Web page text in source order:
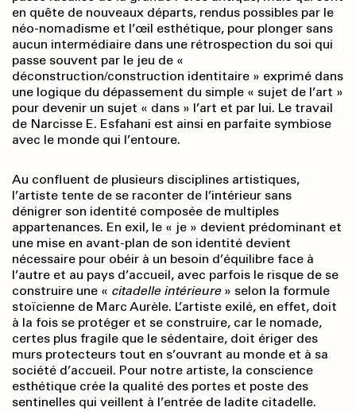
en quête de nouveaux départs, rendus possibles par le
néo-nomadisme et l’œil esthétique, pour plonger sans
aucun intermédiaire dans une rétrospection du soi qui
passe souvent par le jeu de «
déconstruction/construction identitaire » exprimé dans
une logique du dépassement du simple « sujet de l’art »
pour devenir un sujet « dans » l’art et par lui. Le travail
de Narcisse E. Esfahani est ainsi en parfaite symbiose
avec le monde qui l’entoure.
Au confluent de plusieurs disciplines artistiques,
l’artiste tente de se raconter de l’intérieur sans
dénigrer son identité composée de multiples
appartenances. En exil, le « je » devient prédominant et
une mise en avant-plan de son identité devient
nécessaire pour obéir à un besoin d’équilibre face à
l’autre et au pays d’accueil, avec parfois le risque de se
construire une « citadelle intérieure» selon la formule
stoïcienne de Marc Aurèle. L’artiste exilé, en effet, doit
à la fois se protéger et se construire, car le nomade,
certes plus fragile que le sédentaire, doit ériger des
murs protecteurs tout en s’ouvrant au monde et à sa
société d’accueil. Pour notre artiste, la conscience
esthétique crée la qualité des portes et poste des
sentinelles qui veillent à l’entrée de ladite citadelle.